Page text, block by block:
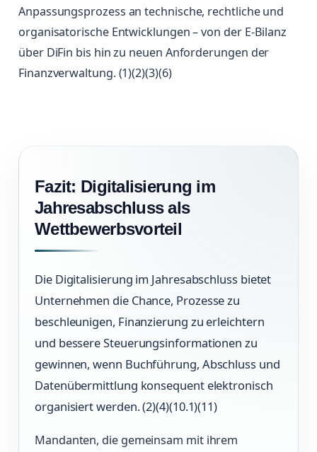
Anpassungsprozess an technische, rechtliche und
organisatorische Entwicklungen – von der E-Bilanz
über DiFin bis hin zu neuen Anforderungen der
Finanzverwaltung. (1)(2)(3)(6)
Fazit: Digitalisierung im
Jahresabschluss als
Wettbewerbsvorteil
Die Digitalisierung im Jahresabschluss bietet
Unternehmen die Chance, Prozesse zu
beschleunigen, Finanzierung zu erleichtern
und bessere Steuerungsinformationen zu
gewinnen, wenn Buchführung, Abschluss und
Datenübermittlung konsequent elektronisch
organisiert werden. (2)(4)(10.1)(11)
Mandanten, die gemeinsam mit ihrem